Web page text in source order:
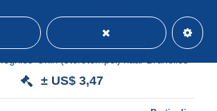
± US$ 3,47